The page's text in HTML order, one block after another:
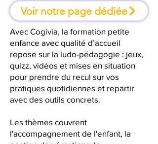
Voir notre page dédiée
Avec Cogivia, la formation petite
enfance avec qualité d’accueil
repose sur la ludo-pédagogie : jeux,
quizz, vidéos et mises en situation
pour prendre du recul sur vos
pratiques quotidiennes et repartir
avec des outils concrets.
Les thèmes couvrent
l'accompagnement de l'enfant, la